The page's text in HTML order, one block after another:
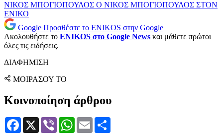
ΝΙΚΟΣ ΜΠΟΓΙΟΠΟΥΛΟΣ Ο ΝΙΚΟΣ ΜΠΟΓΙΟΠΟΥΛΟΣ ΣΤΟΝ
ΕΝΙΚΟ
Google Προσθέστε το ENIKOS στην Google
Ακολουθήστε το ENIKOS στο Google News και μάθετε πρώτοι
όλες τις ειδήσεις.
ΔΙΑΦΗΜΙΣΗ
ΜΟΙΡΑΣΟΥ ΤΟ
Κοινοποίηση άρθρου
Facebook
X Viber WhatsApp
Email